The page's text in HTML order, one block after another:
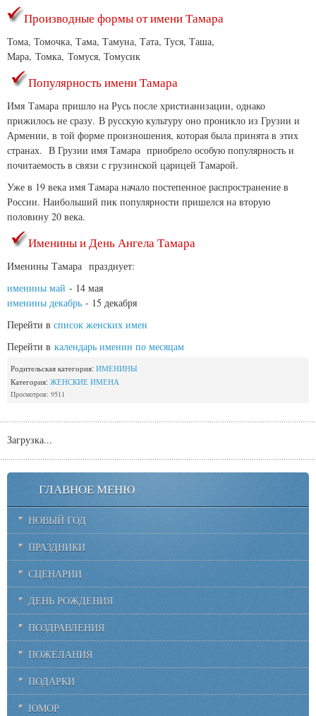
Производные формы от имени Тамара
Тома, Томочка, Тама, Тамуна, Тата, Туся, Таша,
Мара, Томка, Томуся, Томусик
Популярность имени Тамара
Имя Тамара пришло на Русь после христианизации, однако
прижилось не сразу. В русскую культуру оно проникло из Грузии и
Армении, в той форме произношения, которая была принята в этих
странах. В Грузии имя Тамара приобрело особую популярность и
почитаемость в связи с грузинской царицей Тамарой.
Уже в 19 века имя Тамара начало постепенное распространение в
России. Наибольший пик популярности пришелся на вторую
половину 20 века.
Именины и День Ангела Тамара
Именины Тамара празднует:
именины май - 14 мая
именины декабрь - 15 декабря
Перейти в список женских имен
Перейти в календарь именин по месяцам
Родительская категория: ИМЕНИНЫ
Категория: ЖЕНСКИЕ ИМЕНА
Просмотров: 9511
Загрузка...
ГЛАВНОЕ МЕНЮ
НОВЫЙ ГОД
ПРАЗДНИКИ
СЦЕНАРИИ
ДЕНЬ РОЖДЕНИЯ
ПОЗДРАВЛЕНИЯ
ПОЖЕЛАНИЯ
ПОДАРКИ
ЮМОР